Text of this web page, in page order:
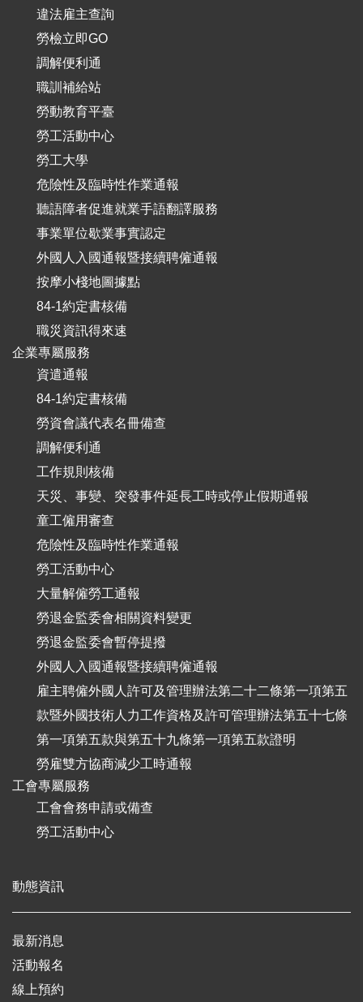
違法雇主查詢
勞檢立即GO
調解便利通
職訓補給站
勞動教育平臺
勞工活動中心
勞工大學
危險性及臨時性作業通報
聽語障者促進就業手語翻譯服務
事業單位歇業事實認定
外國人入國通報暨接續聘僱通報
按摩小棧地圖據點
84-1約定書核備
職災資訊得來速
企業專屬服務
資遣通報
84-1約定書核備
勞資會議代表名冊備查
調解便利通
工作規則核備
天災、事變、突發事件延長工時或停止假期通報
童工僱用審查
危險性及臨時性作業通報
勞工活動中心
大量解僱勞工通報
勞退金監委會相關資料變更
勞退金監委會暫停提撥
外國人入國通報暨接續聘僱通報
雇主聘僱外國人許可及管理辦法第二十二條第一項第五
款暨外國技術人力工作資格及許可管理辦法第五十七條
第一項第五款與第五十九條第一項第五款證明
勞雇雙方協商減少工時通報
工會專屬服務
工會會務申請或備查
勞工活動中心
動態資訊
最新消息
活動報名
線上預約